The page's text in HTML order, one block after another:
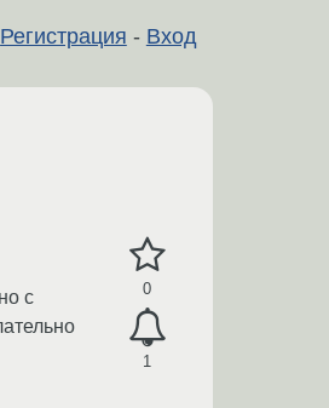
Регистрация - Вход
0
1
с